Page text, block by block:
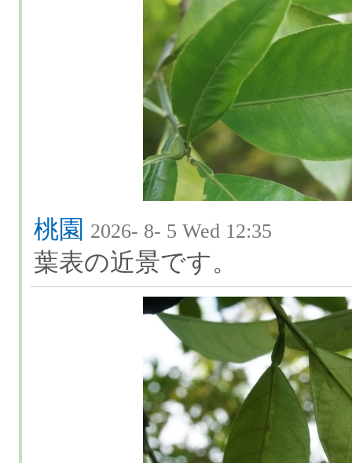
桃園 2026- 8- 5 Wed 12:35
葉表の近景です。